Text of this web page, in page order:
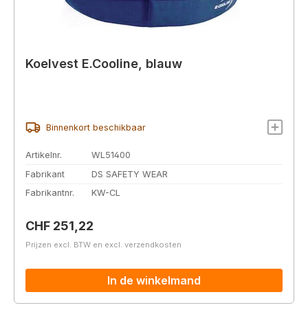
Koelvest E.Cooline, blauw
Binnenkort beschikbaar
Artikelnr.
WL51400
Fabrikant
DS SAFETY WEAR
Fabrikantnr.
KW-CL
Normale prijs:
CHF 251,22
Prijzen excl. BTW en excl. verzendkosten
In de winkelmand